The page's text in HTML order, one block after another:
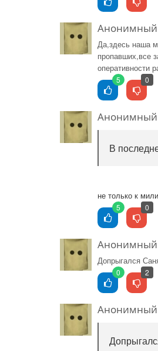
Анонимный
Да,здесь наша
пропавших,все
оперативности
5 0
Анонимный
В
не только к
5 0
Анонимный
Допрыгался
0 2
Анонимный